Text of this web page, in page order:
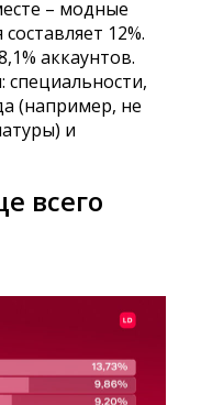
– модные
12%.
аккаунтов.
специальности,
(например, не
и
всего